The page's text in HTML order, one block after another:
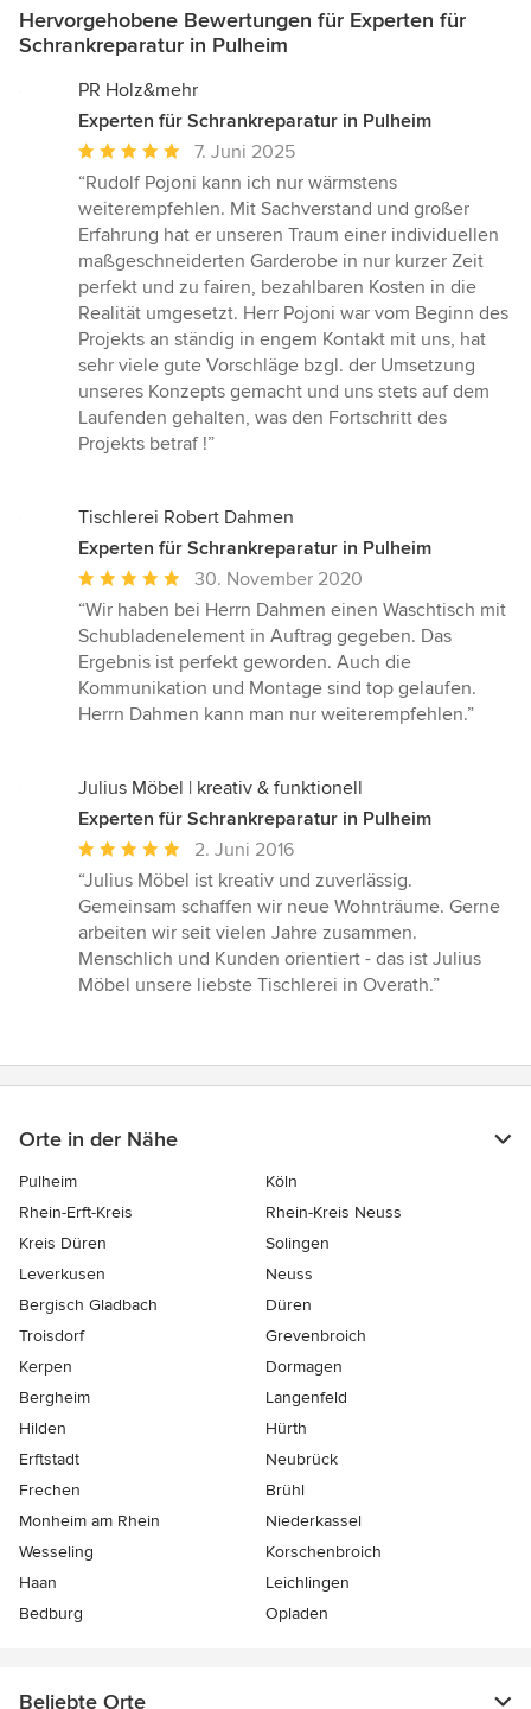
Hervorgehobene Bewertungen für Experten für
Schrankreparatur in Pulheim
PR Holz&mehr
Experten für Schrankreparatur in Pulheim
Durchschnittliche
Bewertung:
5
von
5
Sternen
7. Juni 2025
“Rudolf Pojoni kann ich nur wärmstens
weiterempfehlen. Mit Sachverstand und großer
Erfahrung hat er unseren Traum einer individuellen
maßgeschneiderten Garderobe in nur kurzer Zeit
perfekt und zu fairen, bezahlbaren Kosten in die
Realität umgesetzt. Herr Pojoni war vom Beginn des
Projekts an ständig in engem Kontakt mit uns, hat
sehr viele gute Vorschläge bzgl. der Umsetzung
unseres Konzepts gemacht und uns stets auf dem
Laufenden gehalten, was den Fortschritt des
Projekts betraf !”
Tischlerei Robert Dahmen
Experten für Schrankreparatur in Pulheim
Durchschnittliche
Bewertung:
5
von
5
Sternen
30. November 2020
“Wir haben bei Herrn Dahmen einen Waschtisch mit
Schubladenelement in Auftrag gegeben. Das
Ergebnis ist perfekt geworden. Auch die
Kommunikation und Montage sind top gelaufen.
Herrn Dahmen kann man nur weiterempfehlen.”
Julius Möbel | kreativ & funktionell
Experten für Schrankreparatur in Pulheim
Durchschnittliche
Bewertung:
5
von
5
Sternen
2. Juni 2016
“Julius Möbel ist kreativ und zuverlässig.
Gemeinsam schaffen wir neue Wohnträume. Gerne
arbeiten wir seit vielen Jahre zusammen.
Menschlich und Kunden orientiert - das ist Julius
Möbel unsere liebste Tischlerei in Overath.”
Orte in der Nähe
Pulheim
Köln
Rhein-Erft-Kreis
Rhein-Kreis Neuss
Kreis Düren
Solingen
Leverkusen
Neuss
Bergisch Gladbach
Düren
Troisdorf
Grevenbroich
Kerpen
Dormagen
Bergheim
Langenfeld
Hilden
Hürth
Erftstadt
Neubrück
Frechen
Brühl
Monheim am Rhein
Niederkassel
Wesseling
Korschenbroich
Haan
Leichlingen
Bedburg
Opladen
Beliebte Orte